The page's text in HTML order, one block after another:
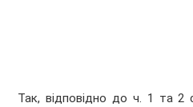
Так, відповідно до ч. 1 та 2